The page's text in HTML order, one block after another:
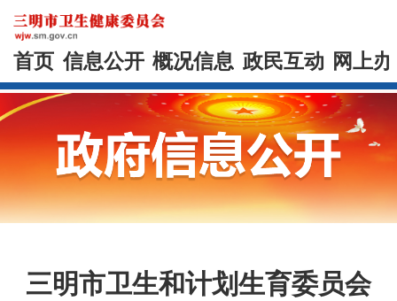
首页 信息公开 概况信息 政民互动 网上
三明市卫生和计划生育委员会